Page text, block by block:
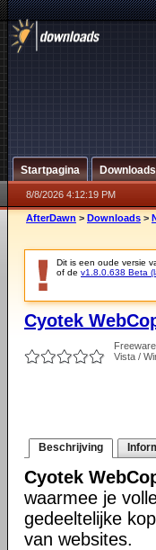
Startpagina Downloads
8/8/2026 4:12:19 PM
AfterDawn > Downloads >
Dit is een oude versie
of de v1.8.0.638 Beta
Cyotek
Freeware
Vista /
Beschrijving
Cyotek
waarmee je
gedeeltelijke
van websites.